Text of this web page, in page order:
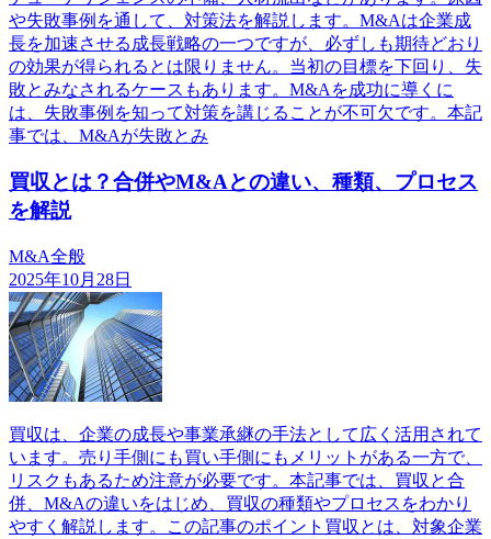
や失敗事例を通して、対策法を解説します。M&Aは企業成
長を加速させる成長戦略の一つですが、必ずしも期待どおり
の効果が得られるとは限りません。当初の目標を下回り、失
敗とみなされるケースもあります。M&Aを成功に導くに
は、失敗事例を知って対策を講じることが不可欠です。本記
事では、M&Aが失敗とみ
買収とは？合併やM&Aとの違い、種類、プロセス
を解説
M&A全般
2025年10月28日
買収は、企業の成長や事業承継の手法として広く活用されて
います。売り手側にも買い手側にもメリットがある一方で、
リスクもあるため注意が必要です。本記事では、買収と合
併、M&Aの違いをはじめ、買収の種類やプロセスをわかり
やすく解説します。この記事のポイント買収とは、対象企業